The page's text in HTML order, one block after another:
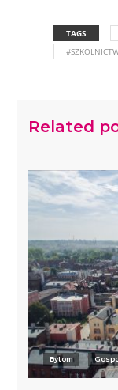
TAGS
Related
Bytom